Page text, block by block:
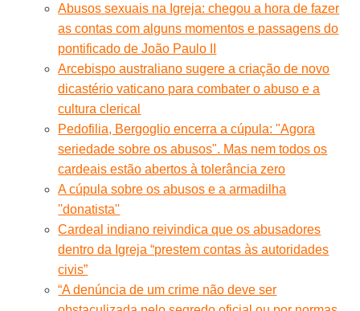
Abusos sexuais na Igreja: chegou a hora de fazer
as contas com alguns momentos e passagens do
pontificado de João Paulo II
Arcebispo australiano sugere a criação de novo
dicastério vaticano para combater o abuso e a
cultura clerical
Pedofilia, Bergoglio encerra a cúpula: "Agora
seriedade sobre os abusos". Mas nem todos os
cardeais estão abertos à tolerância zero
A cúpula sobre os abusos e a armadilha
''donatista''
Cardeal indiano reivindica que os abusadores
dentro da Igreja “prestem contas às autoridades
civis”
“A denúncia de um crime não deve ser